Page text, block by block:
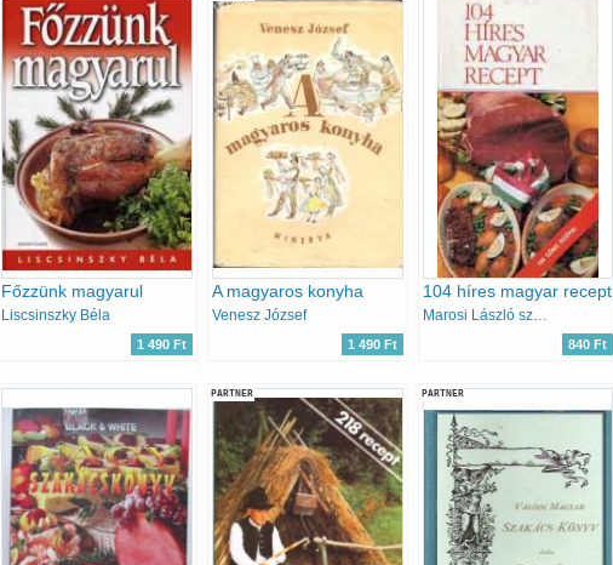
Főzzünk magyarul
Liscsinszky Béla
1 490 Ft
A magyaros konyha
Venesz József
1 490 Ft
104 híres magyar recept
Marosi László szerk.
840 Ft
PARTNER PARTNER